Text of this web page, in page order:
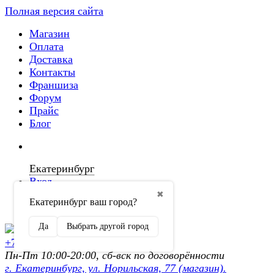
Полная версия сайта
Магазин
Оплата
Доставка
Контакты
Франшиза
Форум
Прайс
Блог
Екатеринбург
✖
Екатеринбург ваш город?
Да Выбрать другой город
Вход
Регистрация
+7 (902) 872-54-70
Пн-Пт 10:00-20:00, сб-вск по договорённости
г. Екатеринбург, ул. Норильская, 77 (магазин).